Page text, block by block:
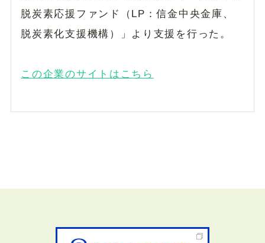
脱炭素応援ファンド（LP：信金中央金庫、
脱炭素化支援機構）」より支援を行った。
この企業のサイトはこちら